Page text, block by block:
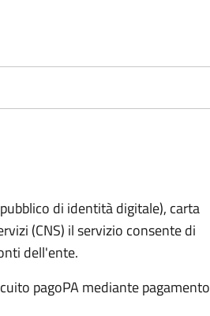
di identità digitale), carta
(CNS) il servizio consente di
dell'ente.
pagoPA mediante pagamento